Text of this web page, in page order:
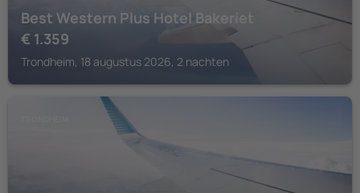
Best Western Plus Hotel Bakeriet
€ 1.359
Trondheim, 18 augustus 2026, 2 nachten